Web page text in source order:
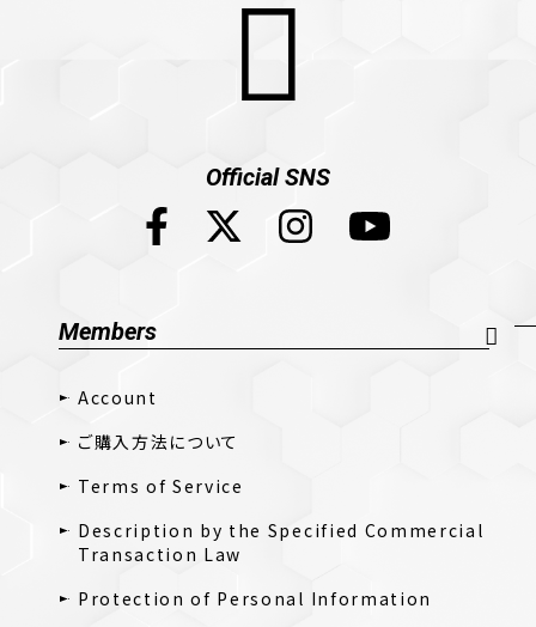
Official SNS
Members
Account
ご購入方法について
Terms of Service
Description by the Specified Commercial
Transaction Law
Protection of Personal Information